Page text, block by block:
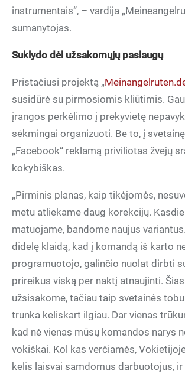
instrumentais“, – vardija
sumanytojas.
Suklydo dėl užsakomųjų paslaugų
Pristačiusi projektą „
susidūrė su pirmosiomis kliūtimis.
įrangos perkėlimo į prekyvietę
sėkmingai organizuoti. Be to, į
„Facebook“ reklamą priviliotas žvejų
kokybiškas.
„Pirminis planas, kaip tikėjomės,
metu atliekame daug korekcijų.
matuojame, bandome naujus
didelę klaidą, kad į komandą iš karto
programuotojo, galinčio nuolat dirbti
prireikus viską per naktį atnaujinti.
užsisakome, tačiau taip svetainės
trunka keliskart ilgiau. Dar vienas
kad nė vienas mūsų komandos narys
vokiškai. Kol kas verčiamės,
kelis laisvai samdomus darbuotojus,